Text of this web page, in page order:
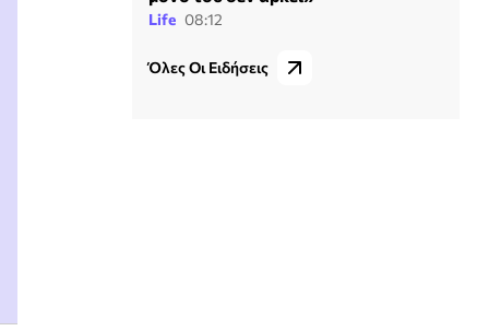
Life 08:12
Όλες Οι Ειδήσεις